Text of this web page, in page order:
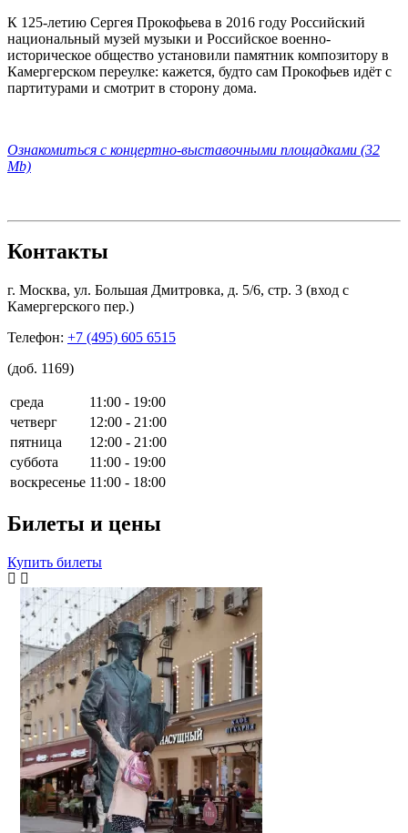
К 125-летию Сергея Прокофьева в 2016 году Российский
национальный музей музыки и Российское военно-
историческое общество установили памятник композитору в
Камергерском переулке: кажется, будто сам Прокофьев идёт с
партитурами и смотрит в сторону дома.
Ознакомиться с концертно-выставочными площадками (32
Mb)
Контакты
г. Москва, ул. Большая Дмитровка, д. 5/6, стр. 3 (вход с
Камергерского пер.)
Телефон: +7 (495) 605 6515
(доб. 1169)
среда
11:00 - 19:00
четверг
12:00 - 21:00
пятница
12:00 - 21:00
суббота
11:00 - 19:00
воскресенье 11:00 - 18:00
Билеты и цены
Купить билеты